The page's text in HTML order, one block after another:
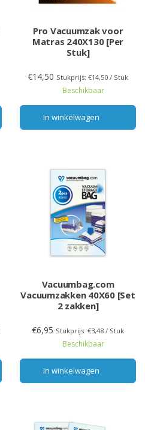
Pro Vacuumzak voor
Matras 240X130 [Per
Stuk]
€14,50 Stukprijs: €14,50 / Stuk
Beschikbaar
In winkelwagen
Vacuumbag.com
Vacuumzakken 40X60 [Set
2 zakken]
€6,95 Stukprijs: €3,48 / Stuk
Beschikbaar
In winkelwagen